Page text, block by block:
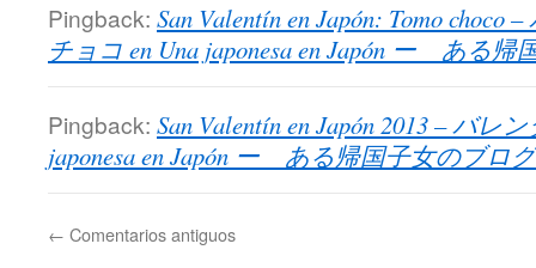
Pingback: San Valentín en Japón: Tomo
チョコ en Una japonesa en Japón ー ある帰
Pingback: San Valentín en Japón 2013 – バレ
japonesa en Japón ー ある帰国子女のブログ
← Comentarios antiguos